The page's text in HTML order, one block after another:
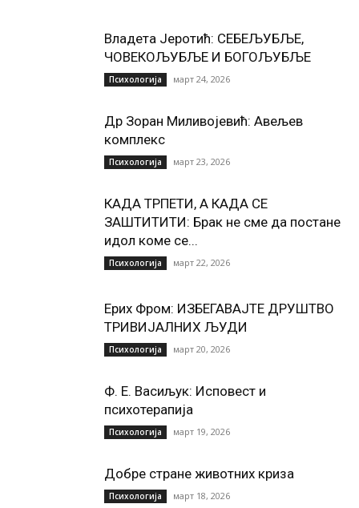
Владета Јеротић: СЕБЕЉУБЉЕ,
ЧОВЕКОЉУБЉЕ И БОГОЉУБЉЕ
Психологија март 24, 2026
Др Зоран Миливојевић: Авељев
комплекс
Психологија март 23, 2026
КАДА ТРПЕТИ, А КАДА СЕ
ЗАШТИТИТИ: Брак не сме да постане
идол коме се...
Психологија март 22, 2026
Ерих Фром: ИЗБЕГАВАЈТЕ ДРУШТВО
ТРИВИЈАЛНИХ ЉУДИ
Психологија март 20, 2026
Ф. Е. Васиљук: Исповест и
психотерапија
Психологија март 19, 2026
Добре стране животних криза
Психологија март 18, 2026